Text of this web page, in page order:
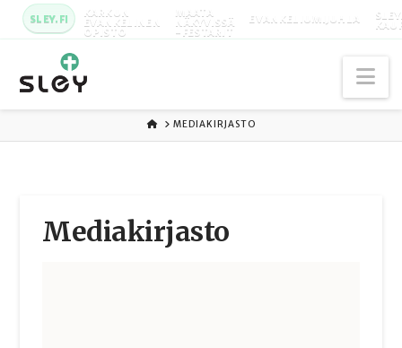
SLEY.FI KARKUN
EVANKELINEN
OPISTO
MAATA
NÄKYVISSÄ
-FESTARIT
EVANKELIUMIJUHLA
ETUSIVU
MEDIAKIRJASTO
Media­kirjasto